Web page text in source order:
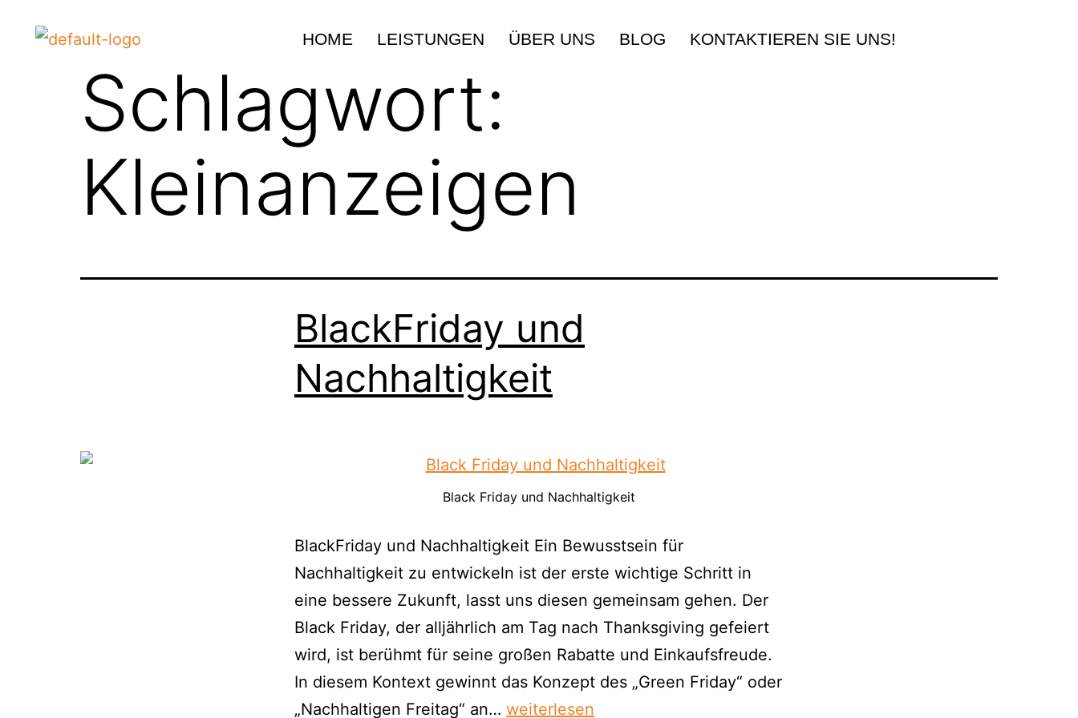
HOME LEISTUNGEN ÜBER UNS BLOG KONTAKTIEREN SIE UNS!
Schlagwort:
Kleinanzeigen
BlackFriday und
Nachhaltigkeit
Black Friday und Nachhaltigkeit
BlackFriday und Nachhaltigkeit Ein Bewusstsein für
Nachhaltigkeit zu entwickeln ist der erste wichtige Schritt in
eine bessere Zukunft, lasst uns diesen gemeinsam gehen. Der
Black Friday, der alljährlich am Tag nach Thanksgiving gefeiert
wird, ist berühmt für seine großen Rabatte und Einkaufsfreude.
In diesem Kontext gewinnt das Konzept des „Green Friday“ oder
„Nachhaltigen Freitag“ an… weiterlesen